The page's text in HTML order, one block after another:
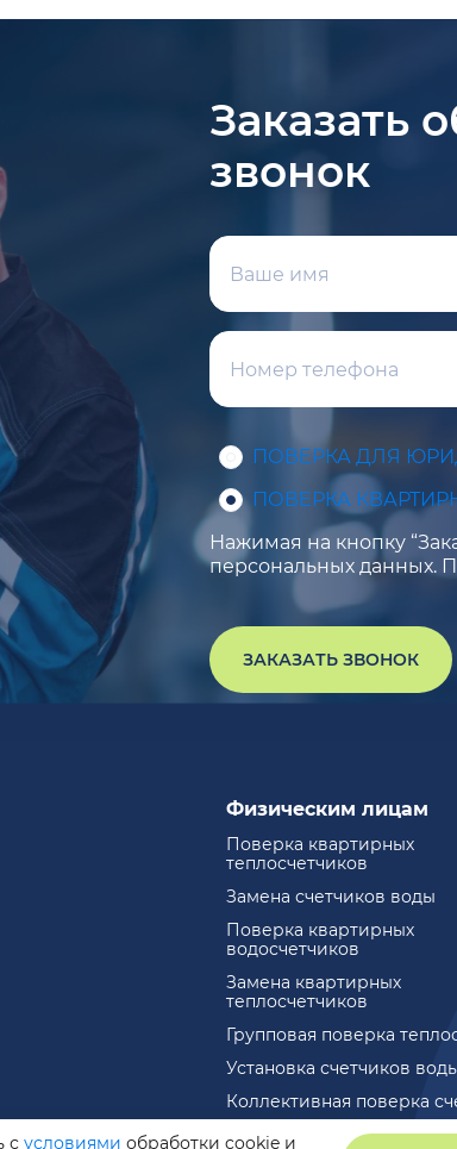
Заказать
звонок
ПОВЕРКА ДЛЯ
ПОВЕРКА
Нажимая на кнопку
персональных данных.
ЗАКАЗАТЬ ЗВОНОК
Физическим лицам
Поверка квартирных
теплосчетчиков
Замена счетчиков воды
Поверка квартирных
водосчетчиков
Замена квартирных
теплосчетчиков
Групповая поверка
Установка счетчиков
Коллективная поверка
с условиями обработки cookie и